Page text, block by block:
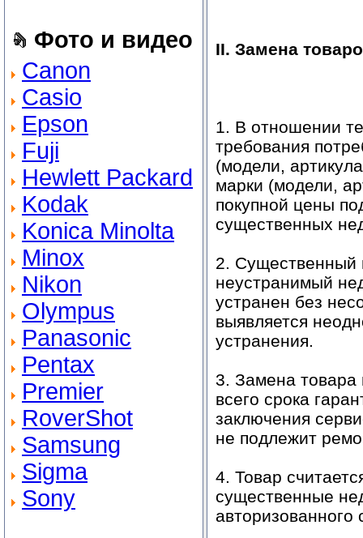
Фото и видео
Canon
Casio
Epson
Fuji
Hewlett Packard
Kodak
Konica Minolta
Minox
Nikon
Olympus
Panasonic
Pentax
Premier
RoverShot
Samsung
Sigma
Sony
II. Замена
1. В отношении
требования
(модели,
марки (модели,
покупной цены
существенных
2. Cущественный
неустранимый
устранен без
выявляется
устранения.
3. Замена товара
всего срока
заключения
не подлежит
4. Товар
существенные
авторизованного